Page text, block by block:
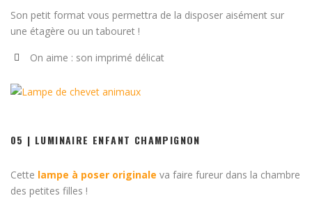
Son petit format vous permettra de la disposer aisément sur
une étagère ou un tabouret !
On aime : son imprimé délicat
05 | LUMINAIRE ENFANT CHAMPIGNON
Cette lampe à poser originale va faire fureur dans la chambre
des petites filles !